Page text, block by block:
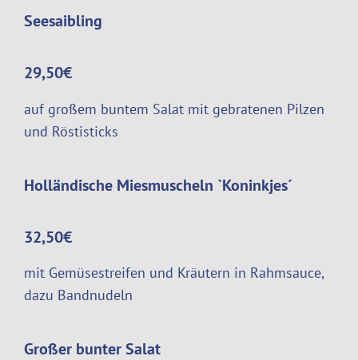
Seesaibling
29,50€
auf großem buntem Salat mit gebratenen Pilzen
und Röstisticks
Holländische Miesmuscheln `Koninkjes´
32,50€
mit Gemüsestreifen und Kräutern in Rahmsauce,
dazu Bandnudeln
Großer bunter Salat